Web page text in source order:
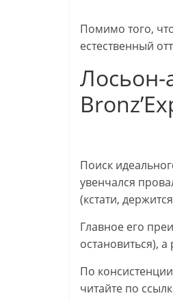
Помимо того,
естественный
Лосьон-
Поиск
увенчался
(кстати,
Главное его
остановиться),
По
читайте по